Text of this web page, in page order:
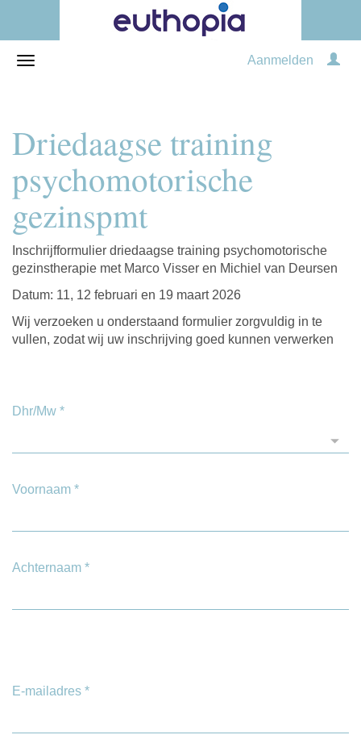
Aanmelden
Driedaagse training
psychomotorische
gezinspmt
Inschrijfformulier driedaagse training psychomotorische
gezinstherapie met Marco Visser en Michiel van Deursen
Datum: 11, 12 februari en 19 maart 2026
Wij verzoeken u onderstaand formulier zorgvuldig in te
vullen, zodat wij uw inschrijving goed kunnen verwerken
Dhr/Mw *
Voornaam *
Achternaam *
E-mailadres *